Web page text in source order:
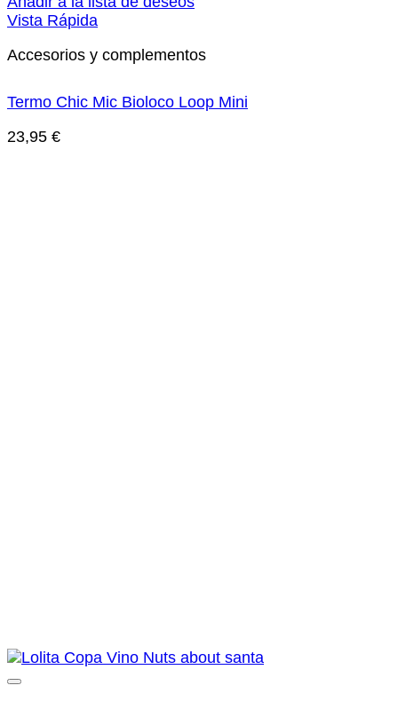
Vista Rápida
Accesorios y complementos
Termo Chic Mic Bioloco Loop Mini
23,95 €